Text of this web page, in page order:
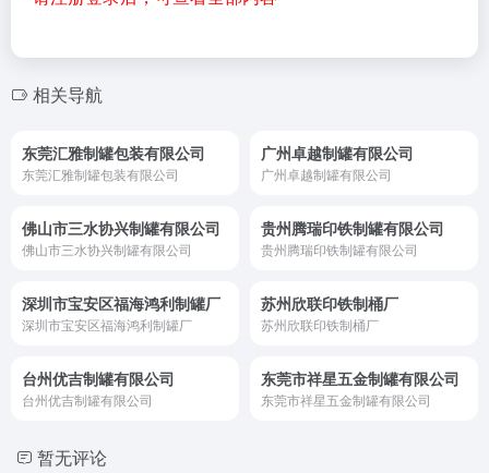
相关导航
东莞汇雅制罐包装有限公司
东莞汇雅制罐包装有限公司
广州卓越制罐有限公司
广州卓越制罐有限公司
佛山市三水协兴制罐有限公司
佛山市三水协兴制罐有限公司
贵州腾瑞印铁制罐有限公司
贵州腾瑞印铁制罐有限公司
深圳市宝安区福海鸿利制罐厂
深圳市宝安区福海鸿利制罐厂
苏州欣联印铁制桶厂
苏州欣联印铁制桶厂
台州优吉制罐有限公司
台州优吉制罐有限公司
东莞市祥星五金制罐有限公司
东莞市祥星五金制罐有限公司
暂无评论